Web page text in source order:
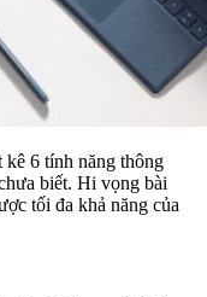
kê 6 tính năng thông
biết. Hi vọng bài
tối đa khả năng của